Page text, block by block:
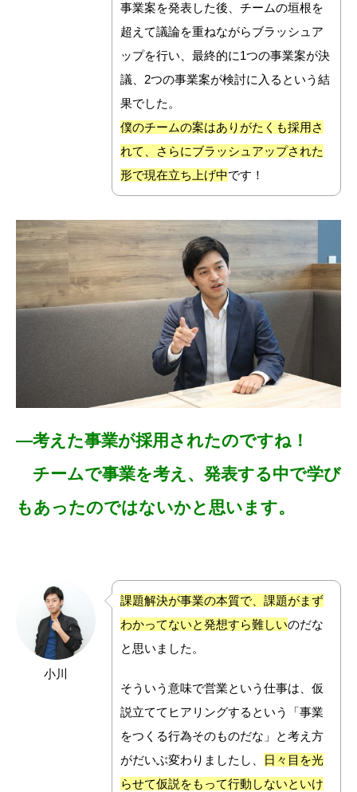
事業案を発表した後、チームの垣根を
超えて議論を重ねながらブラッシュア
ップを行い、最終的に1つの事業案が決
議、2つの事業案が検討に入るという結
果でした。
僕のチームの案はありがたくも採用さ
れて、さらにブラッシュアップされた
形で現在立ち上げ中です！
―考えた事業が採用されたのですね！
チームで事業を考え、発表する中で学び
もあったのではないかと思います。
小川
課題解決が事業の本質で、課題がまず
わかってないと発想すら難しいのだな
と思いました。
そういう意味で営業という仕事は、仮
説立ててヒアリングするという「事業
をつくる行為そのものだな」と考え方
がだいぶ変わりましたし、
日々目を光
らせて仮説をもって行動しないといけ